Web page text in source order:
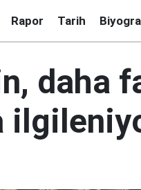
Rapor Tarih
daha